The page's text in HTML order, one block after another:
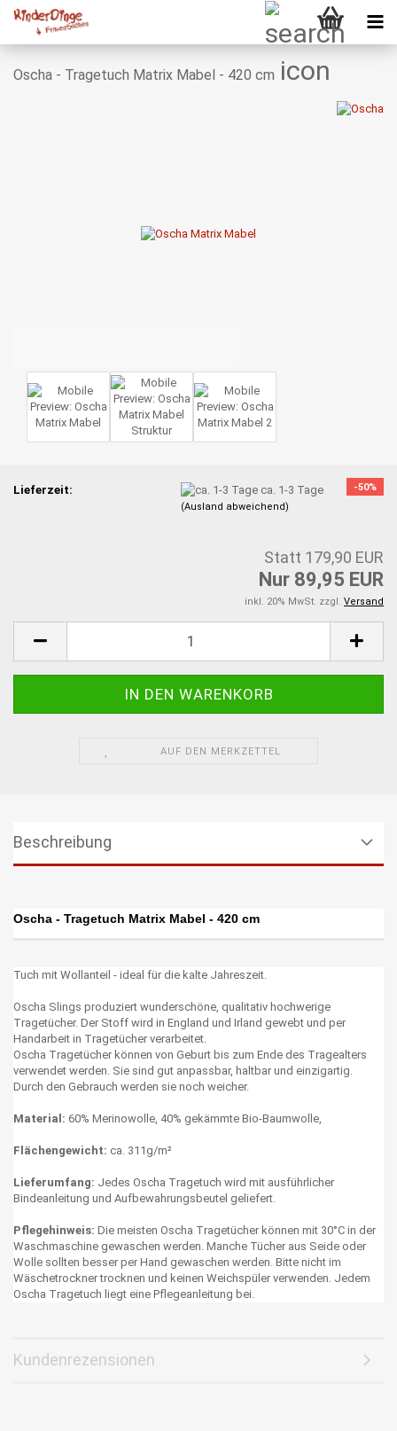
Oscha - Tragetuch Matrix Mabel - 420 cm
-50%
Lieferzeit: ca. 1-3 Tage
(Ausland abweichend)
Statt 179,90 EUR
Nur 89,95 EUR
inkl. 20% MwSt. zzgl. Versand
AUF DEN MERKZETTEL
Beschreibung
Oscha - Tragetuch Matrix Mabel - 420 cm
Tuch mit Wollanteil - ideal für die kalte Jahreszeit.
Oscha Slings produziert wunderschöne, qualitativ hochwerige
Tragetücher. Der Stoff wird in England und Irland gewebt und per
Handarbeit in Tragetücher verarbeitet.
Oscha Tragetücher können von Geburt bis zum Ende des Tragealters
verwendet werden. Sie sind gut anpassbar, haltbar und einzigartig.
Durch den Gebrauch werden sie noch weicher.
Material: 60% Merinowolle, 40% gekämmte Bio-Baumwolle,
Flächengewicht: ca. 311g/m²
Lieferumfang: Jedes Oscha Tragetuch wird mit ausführlicher
Bindeanleitung und Aufbewahrungsbeutel geliefert.
Pflegehinweis: Die meisten Oscha Tragetücher können mit 30°C in der
Waschmaschine gewaschen werden. Manche Tücher aus Seide oder
Wolle sollten besser per Hand gewaschen werden. Bitte nicht im
Wäschetrockner trocknen und keinen Weichspüler verwenden. Jedem
Oscha Tragetuch liegt eine Pflegeanleitung bei.
Kundenrezensionen